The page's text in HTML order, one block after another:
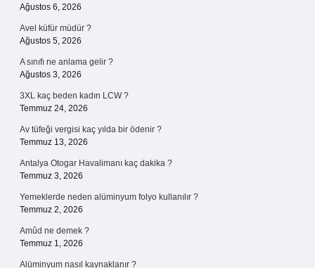
Ağustos 6, 2026
Avel küfür müdür ?
Ağustos 5, 2026
A sınıfı ne anlama gelir ?
Ağustos 3, 2026
3XL kaç beden kadın LCW ?
Temmuz 24, 2026
Av tüfeği vergisi kaç yılda bir ödenir ?
Temmuz 13, 2026
Antalya Otogar Havalimanı kaç dakika ?
Temmuz 3, 2026
Yemeklerde neden alüminyum folyo kullanılır ?
Temmuz 2, 2026
Amûd ne demek ?
Temmuz 1, 2026
Alüminyum nasıl kaynaklanır ?